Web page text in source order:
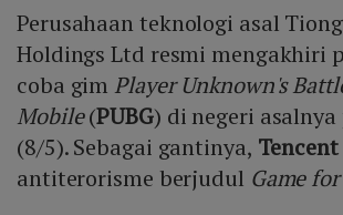
Perusahaan teknologi asal
Holdings Ltd resmi mengakhiri
coba gim Player Unknown's
Mobile(PUBG) di negeri asalnya
(8/5). Sebagai gantinya,
antiterorisme berjudul Game